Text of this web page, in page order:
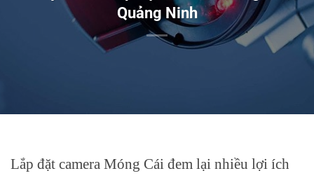
Quảng Ninh
Lắp đặt camera Móng Cái đem lại nhiều lợi ích